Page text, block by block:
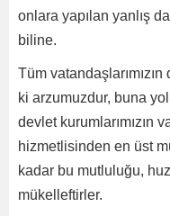
onlara yapılan yanlış
biline.
Tüm
ki arzumuzdur, buna
devlet kurumlarımızın
hizmetlisinden en üst
kadar bu mutluluğu,
mükelleftirler.